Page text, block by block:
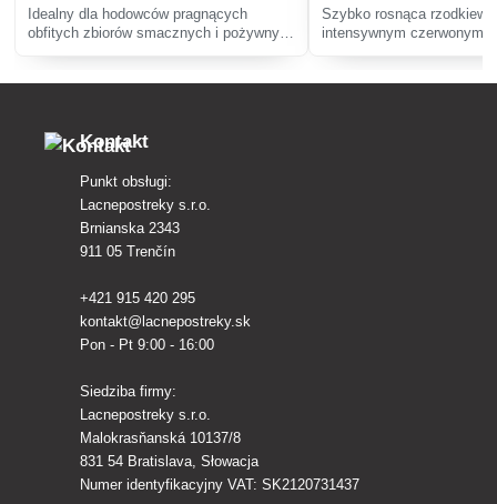
Idealny dla hodowców pragnących
obfitych zbiorów smacznych i pożywnych
Szybko rosnąca
intensywnym czerwonym
Kontakt
Punkt obsługi:
Lacnepostreky s.r.o.
Brnianska 2343
911 05 Trenčín
+421 915 420 295
kontakt@lacnepostreky.sk
Pon - Pt 9:00 - 16:00
Siedziba firmy:
Lacnepostreky s.r.o.
Malokrasňanská 10137/8
831 54 Bratislava, Słowacja
Numer identyfikacyjny VAT: SK2120731437